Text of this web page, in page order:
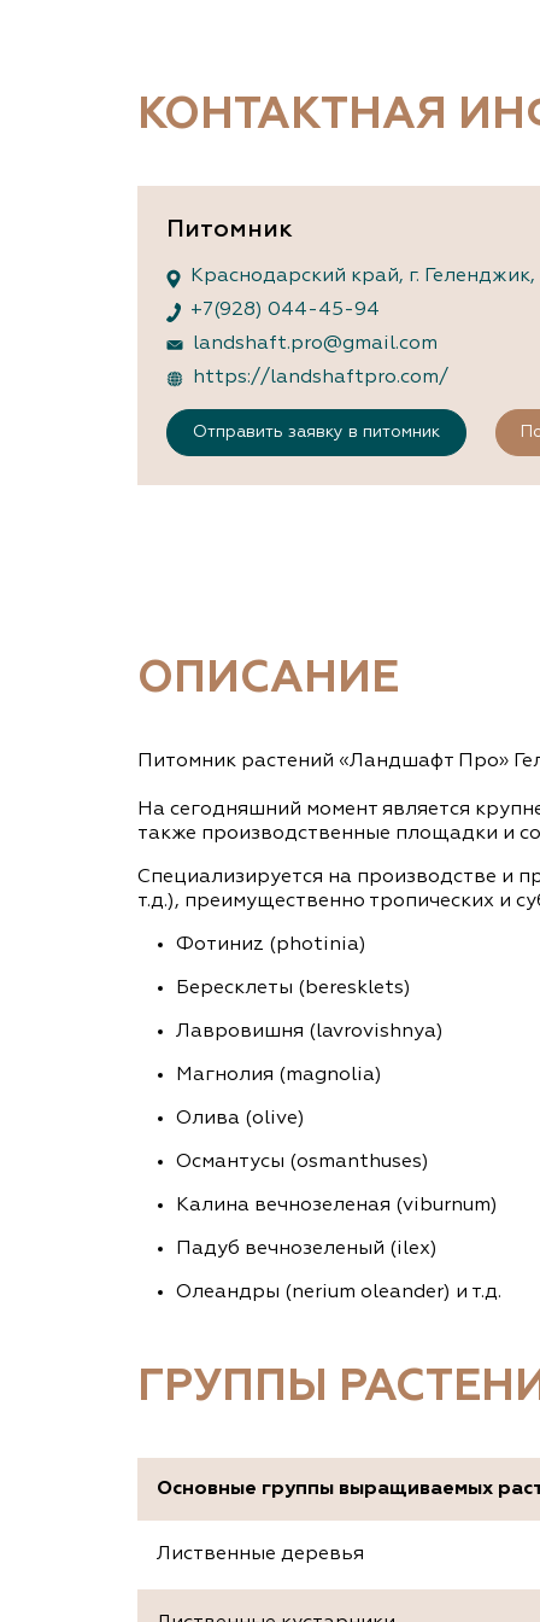
КОНТАКТНАЯ
Питомник
Краснодарский край, г.
+7(928) 044-45-94
landshaft.pro@gmail.com
https://landshaftpro.com/
Отправить заявку в питомник
ОПИСАНИЕ
Питомник растений «Ландшафт Про»
На сегодняшний момент является
также производственные площадки и
Специализируется на производстве и
т.д.), преимущественно тропических и
Фотиниz (photinia)
Бересклеты (beresklets)
Лавровишня (lavrovishnya)
Магнолия (magnolia)
Олива (olive)
Османтусы (osmanthuses)
Калина вечнозеленая (viburnum)
Падуб вечнозеленый (ilex)
Олеандры (nerium oleander) и т.д.
ГРУППЫ
Основные группы выращиваемых
Лиственные деревья